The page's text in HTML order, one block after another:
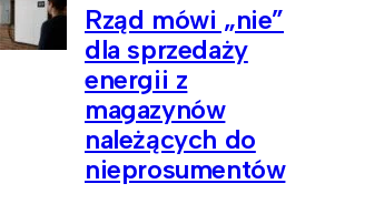
Rząd mówi „nie”
dla sprzedaży
energii z
magazynów
należących do
nieprosumentów